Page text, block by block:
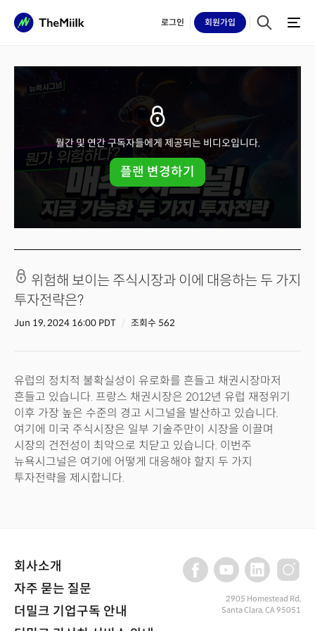
로그인 회원가입
월간 및 연간 구독자들에게 제공되는 비디오입니다.
플랜 변경하기
위험해 보이는 주식시장과 이에 대응하는 두 가지
투자전략은?
Jun 19, 2024 16:00 PDT 조회수 562
유럽의 정치적 불확실성이 유로화를 흔들고 채권시장마저
흔들고 있습니다. 프랑스 채권시장은 2012년 유럽 재정위기
이후 가장 높은 수준의 경고 시그널을 발산하고 있습니다.
여기에 미국 주식시장은 일부 기술주만이 시장을 이끌며
시장의 건전성이 최악으로 치닫고 있습니다. 이번주
뉴욕시그널은 여기에 어떻게 대응해야 할지 두 가지
투자전략을 제시합니다.
회사소개
자주 묻는 질문
더밀크 기업구독 안내
2905 Homestead Rd,
Santa Clara, CA 95051